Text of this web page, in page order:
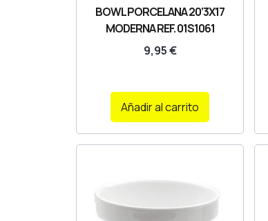
BOWL PORCELANA 20’3X17
MODERNA REF. 01S1061
9,95€
Añadir al carrito